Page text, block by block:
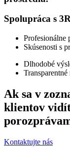
Spolupráca s
Profesionálne
Skúsenosti s
Dlhodobé
Ak sa v
klientov
Kontaktujte nás